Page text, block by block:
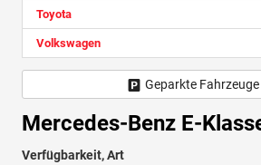
Mercedes-Benz E-
Verfügbarkeit, Art
Toyota
Volkswagen
Geparkte